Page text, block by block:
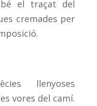
el traçat del
cremades per
llenyoses
vores del camí.